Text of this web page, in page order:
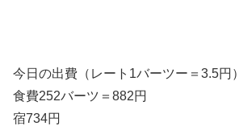
今日の出費（レート1バーツー＝3.5円）
食費252バーツ＝882円
宿734円